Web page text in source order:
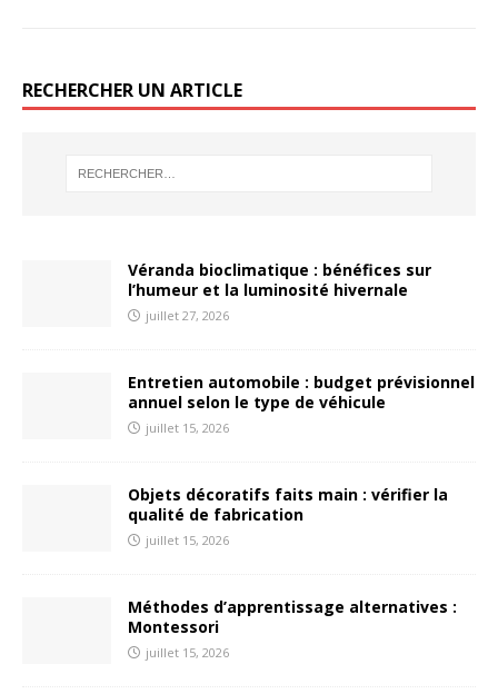
RECHERCHER UN ARTICLE
Véranda bioclimatique : bénéfices sur
l’humeur et la luminosité hivernale
juillet 27, 2026
Entretien automobile : budget prévisionnel
annuel selon le type de véhicule
juillet 15, 2026
Objets décoratifs faits main : vérifier la
qualité de fabrication
juillet 15, 2026
Méthodes d’apprentissage alternatives :
Montessori
juillet 15, 2026